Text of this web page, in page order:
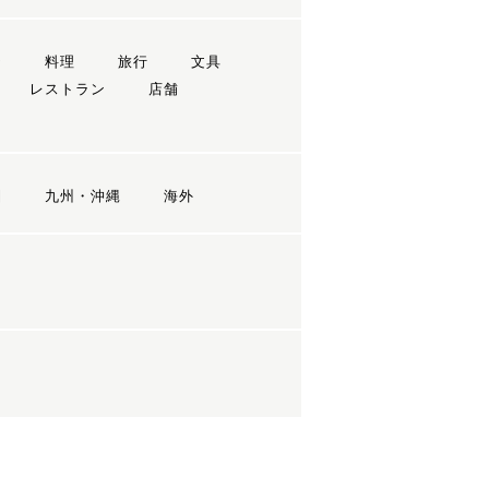
料理 旅行
文具
レストラン
店舗
九州・沖縄 海外